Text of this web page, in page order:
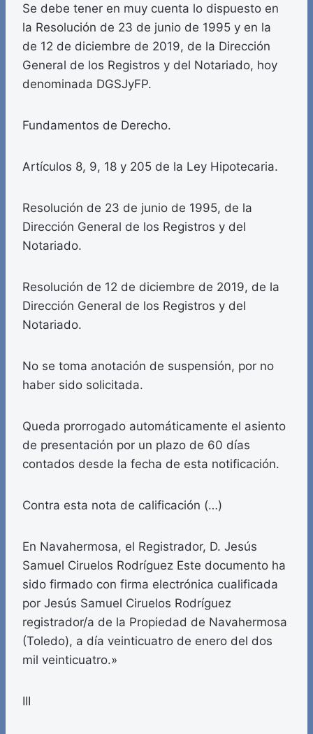
Se debe tener en muy cuenta lo dispuesto en
la Resolución de 23 de junio de 1995 y en la
de 12 de diciembre de 2019, de la Dirección
General de los Registros y del Notariado, hoy
denominada DGSJyFP.
Fundamentos de Derecho.
Artículos 8, 9, 18 y 205 de la Ley Hipotecaria.
Resolución de 23 de junio de 1995, de la
Dirección General de los Registros y del
Notariado.
Resolución de 12 de diciembre de 2019, de la
Dirección General de los Registros y del
Notariado.
No se toma anotación de suspensión, por no
haber sido solicitada.
Queda prorrogado automáticamente el asiento
de presentación por un plazo de 60 días
contados desde la fecha de esta notificación.
Contra esta nota de calificación (…)
En Navahermosa, el Registrador, D. Jesús
Samuel Ciruelos Rodríguez Este documento ha
sido firmado con firma electrónica cualificada
por Jesús Samuel Ciruelos Rodríguez
registrador/a de la Propiedad de Navahermosa
(Toledo), a día veinticuatro de enero del dos
mil veinticuatro.»
III